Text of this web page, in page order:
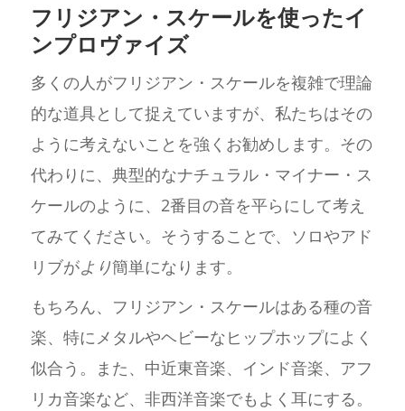
フリジアン・スケールを使ったイ
ンプロヴァイズ
多くの人がフリジアン・スケールを複雑で理論
的な道具として捉えていますが、私たちはその
ように考えないことを強くお勧めします。その
代わりに、典型的なナチュラル・マイナー・ス
ケールのように、2番目の音を平らにして考え
てみてください。そうすることで、ソロやアド
リブがより簡単になります。
もちろん、フリジアン・スケールはある種の音
楽、特にメタルやヘビーなヒップホップによく
似合う。また、中近東音楽、インド音楽、アフ
リカ音楽など、非西洋音楽でもよく耳にする。